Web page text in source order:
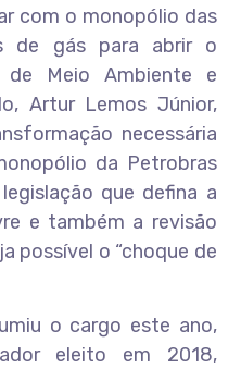
com o monopólio das
de gás para abrir o
de Meio Ambiente e
Artur Lemos Júnior,
necessária
da Petrobras
que defina a
e também a revisão
possível o “choque de
o cargo este ano,
eleito em 2018,